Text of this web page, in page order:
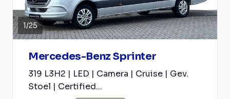
1/25
Mercedes-Benz Sprinter
319 L3H2 | LED | Camera | Cruise | Gev.
Stoel | Certified...